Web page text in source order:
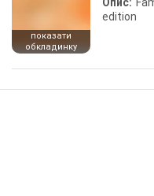
показати
обкладинку
edition